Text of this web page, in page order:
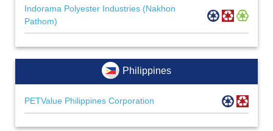
Indorama Polyester Industries (Nakhon
Pathom)
Philippines
PETValue Philippines Corporation